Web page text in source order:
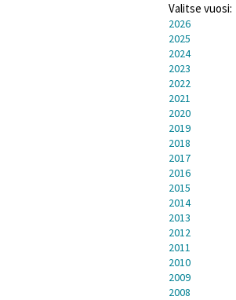
Valitse vuosi:
2026
2025
2024
2023
2022
2021
2020
2019
2018
2017
2016
2015
2014
2013
2012
2011
2010
2009
2008